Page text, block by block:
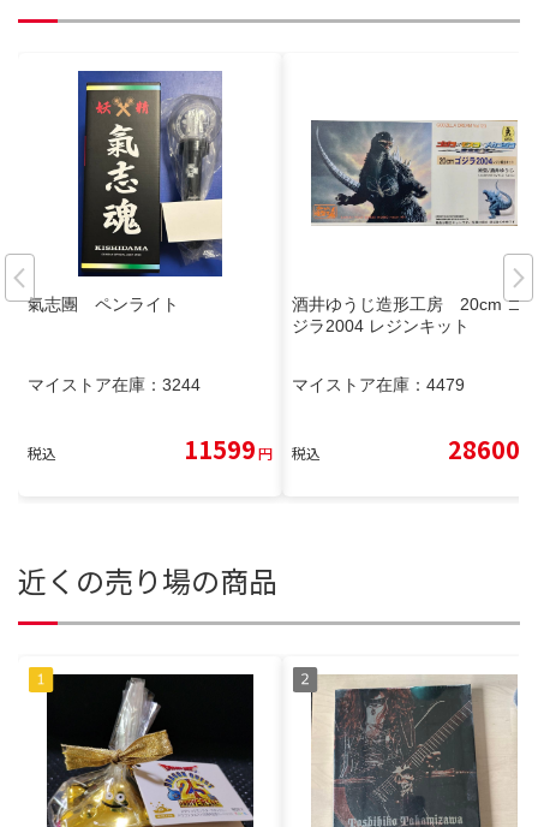
氣志團 ペンライト
マイストア在庫： 3244
税込 11599円
酒井ゆうじ造形工房 20cm ゴ
ジラ2004 レジンキット
マイストア在庫： 4479
税込 28600
近くの売り場の商品